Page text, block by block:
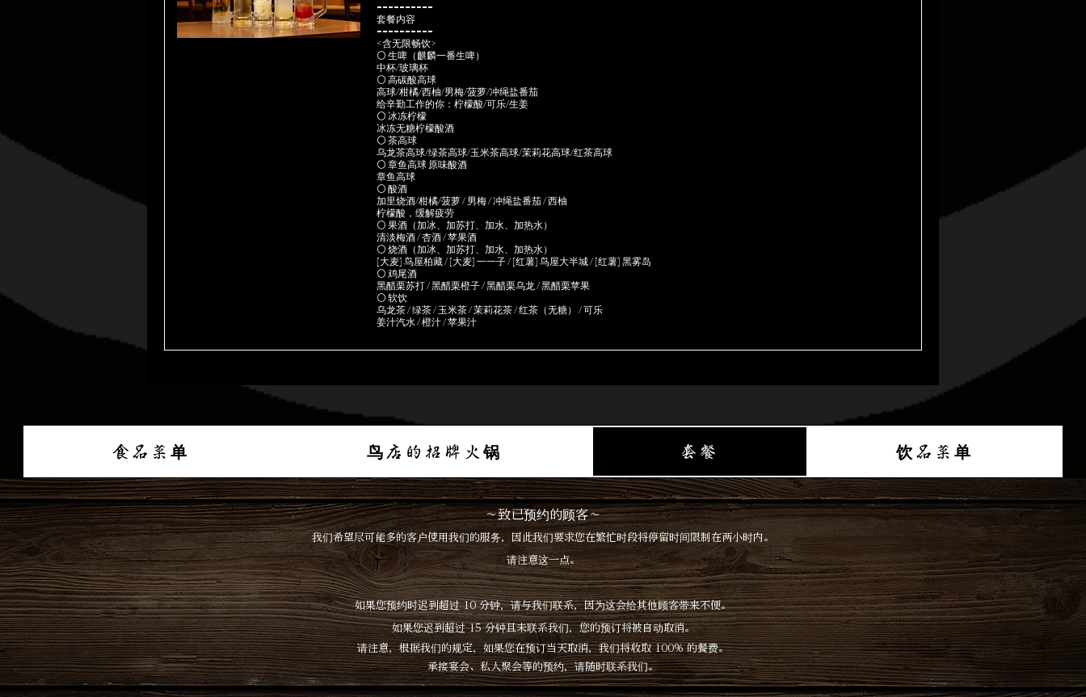
==========
套餐内容
==========
<含无限畅饮>
⚪ 生啤（麒麟一番生啤）
中杯/玻璃杯
⚪ 高碳酸高球
高球/柑橘/西柚/男梅/菠萝/冲绳盐番茄
给辛勤工作的你：柠檬酸/可乐/生姜
⚪ 冰冻柠檬
冰冻无糖柠檬酸酒
⚪ 茶高球
乌龙茶高球/绿茶高球/玉米茶高球/茉莉花高球/红茶高球
⚪ 章鱼高球 原味酸酒
章鱼高球
⚪ 酸酒
加里烧酒/柑橘/菠萝 / 男梅 / 冲绳盐番茄 / 西柚
柠檬酸，缓解疲劳
⚪ 果酒（加冰、加苏打、加水、加热水）
清淡梅酒 / 杏酒 / 苹果酒
⚪ 烧酒（加冰、加苏打、加水、加热水）
[大麦] 鸟屋柏藏 / [大麦] 一一子 / [红薯] 鸟屋大半城 / [红薯] 黑雾岛
⚪ 鸡尾酒
黑醋栗苏打 / 黑醋栗橙子 / 黑醋栗乌龙 / 黑醋栗苹果
⚪ 软饮
乌龙茶 / 绿茶 / 玉米茶 / 茉莉花茶 / 红茶（无糖） / 可乐
姜汁汽水 / 橙汁 / 苹果汁
食品菜单 鸟店的招牌火锅 套餐 饮品菜单
～致已预约的顾客～
我们希望尽可能多的客户使用我们的服务，因此我们要求您在繁忙时段将停留时间限制在两小时内。
请注意这一点。
如果您预约时迟到超过 10 分钟，请与我们联系，因为这会给其他顾客带来不便。
如果您迟到超过 15 分钟且未联系我们，您的预订将被自动取消。
请注意，根据我们的规定，如果您在预订当天取消，我们将收取 100% 的餐费。
承接宴会、私人聚会等的预约，请随时联系我们。